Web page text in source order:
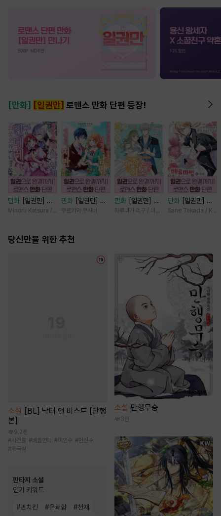
[만화] [일권만] 로맨스 만화 단편 등장!
만화
[일권만] 기
억상실 악역 영애
니에게서 도망칠
Minoru Katsura / Mizune
만화
[일권만] 내
게 간섭하지 않겠
바라봅니다 [단행
쿠로카와 쿠사비
만화
[일권만] 제
약혼은 취소되었습
하루나기 리구 / 미즈메
만화
[일권만] 매
료 마법에 걸린 척
Sane Takada /
당신만을 위한 추천
소설 [BL] 닥터 앤 비스트 [단행
본]
9.2천
#사건물 #배틀연애 #미인수 #헌신수
#하극상
판타지 소설
인기 키워드
#먼치킨 #유쾌함 #천재
소설 만행무승
3만